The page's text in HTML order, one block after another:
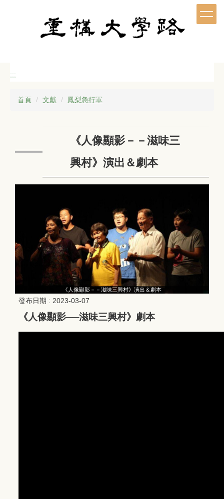
:::
首頁 文獻 鳳梨急行軍
《人像顯影－－滋味三
興村》演出＆劇本
《人像顯影－－滋味三興村》演出＆劇本
發布日期 : 2023-03-07
《人像顯影──滋味三興村》劇本